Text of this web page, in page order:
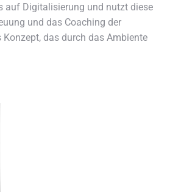
auf Digitalisierung und nutzt diese
und das Coaching der
Konzept, das durch das Ambiente